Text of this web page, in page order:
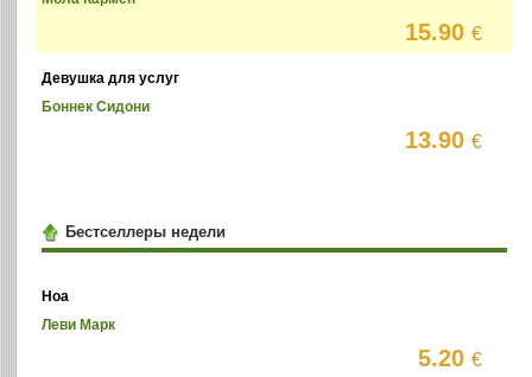
15.90€
Девушка для услуг
Боннек Сидони
13.90€
Бестселлеры недели
Ноа
Леви Марк
5.20€